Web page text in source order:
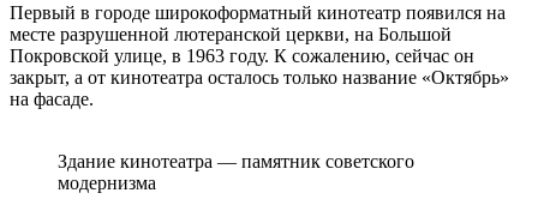
Первый в городе широкоформатный кинотеатр появился на
месте разрушенной лютеранской церкви, на Большой
Покровской улице, в 1963 году. К сожалению, сейчас он
закрыт, а от кинотеатра осталось только название «Октябрь»
на фасаде.
Здание кинотеатра — памятник советского
модернизма